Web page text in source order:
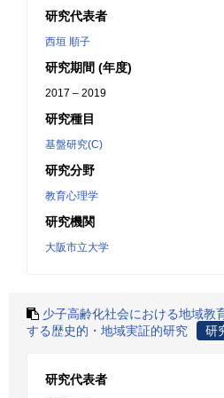
研究代表者
西垣 順子
研究期間 (年度)
2017 – 2019
研究種目
基盤研究(C)
研究分野
教育心理学
研究機関
大阪市立大学
少子高齢化社会における地域教
する歴史的・地域実証的研究
研
研究代表者